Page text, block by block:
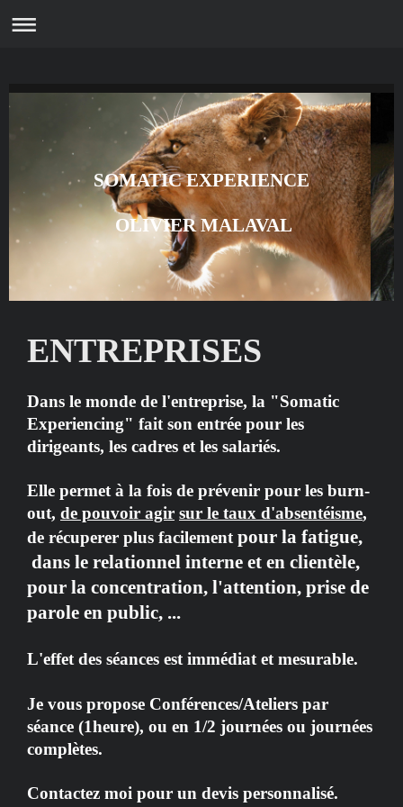
SOMATIC EXPERIENCE
OLIVIER MALAVAL
ENTREPRISES
Dans le monde de l'entreprise, la "Somatic
Experiencing" fait son entrée pour les
dirigeants, les cadres et les salariés.
Elle permet à la fois de prévenir pour les burn-
out, de pouvoir agir sur le taux d'absentéisme,
de récuperer plus facilement pour la fatigue,
dans le relationnel interne et en clientèle,
pour la concentration, l'attention, prise de
parole en public, ...
L'effet des séances est immédiat et mesurable.
Je vous propose Conférences/Ateliers par
séance (1heure), ou en 1/2 journées ou journées
complètes.
Contactez moi pour un devis personnalisé.